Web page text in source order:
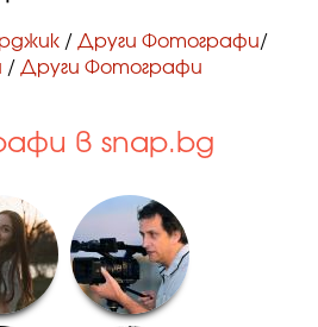
/ Други Фотографи/
/ Други Фотографи
в snap.bg